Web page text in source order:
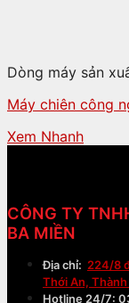
Dòng máy sản
Máy chiên công
Xem Nhanh
CÔNG TY
BA MIỀN
Địa chỉ: 224/8
Thới An,
Hotline 24/7: